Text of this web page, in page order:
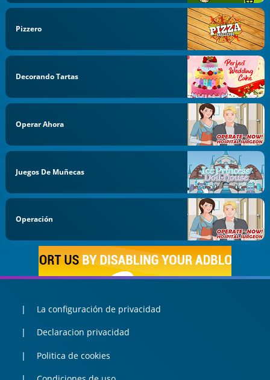
Pizzero
Decorando Tartas
Operar Ahora
Juegos De Muñecas
Operación
La configuración de privacidad
Declaracion privacidad
Politica de cookies